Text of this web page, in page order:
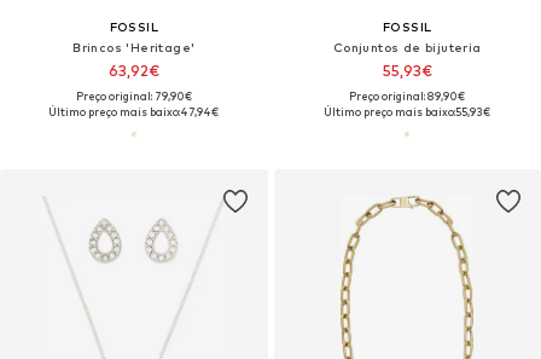
FOSSIL
Brincos 'Heritage'
63,92€
Preço original: 79,90€
Último preço mais baixo:47,94€
FOSSIL
Conjuntos de bijuteria
55,93€
Preço original: 89,90€
Último preço mais baixo:55,93€